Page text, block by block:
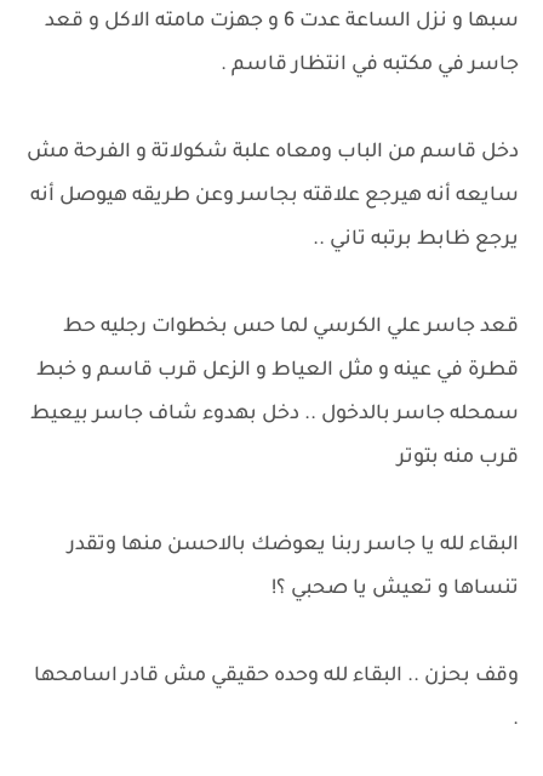
سبها و نزل الساعة عدت 6 و جهزت مامته الاكل و قعد
جاسر في مكتبه في انتظار قاسم .
دخل قاسم من الباب ومعاه علبة شكولاتة و الفرحة مش
سايعه أنه هيرجع علاقته بجاسر وعن طريقه هيوصل أنه
يرجع ظابط برتبه تاني ..
قعد جاسر علي الكرسي لما حس بخطوات رجليه حط
قطرة في عينه و مثل العياط و الزعل قرب قاسم و خبط
سمحله جاسر بالدخول .. دخل بهدوء شاف جاسر بيعيط
قرب منه بتوتر
البقاء لله يا جاسر ربنا يعوضك بالاحسن منها وتقدر
تنساها و تعيش يا صحبي ؟!
وقف بحزن .. البقاء لله وحده حقيقي مش قادر اسامحها
.